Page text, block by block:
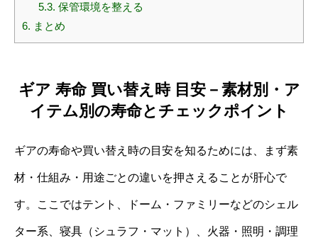
5.3. 保管環境を整える
6. まとめ
ギア 寿命 買い替え時 目安－素材別・ア
イテム別の寿命とチェックポイント
ギアの寿命や買い替え時の目安を知るためには、まず素
材・仕組み・用途ごとの違いを押さえることが肝心で
す。ここではテント、ドーム・ファミリーなどのシェル
ター系、寝具（シュラフ・マット）、火器・照明・調理